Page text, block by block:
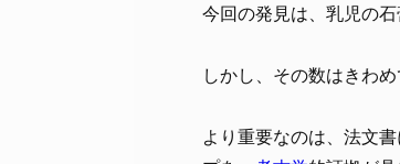
今回の発見は、乳児の
しかし、その数はきわ
より重要なのは、法文